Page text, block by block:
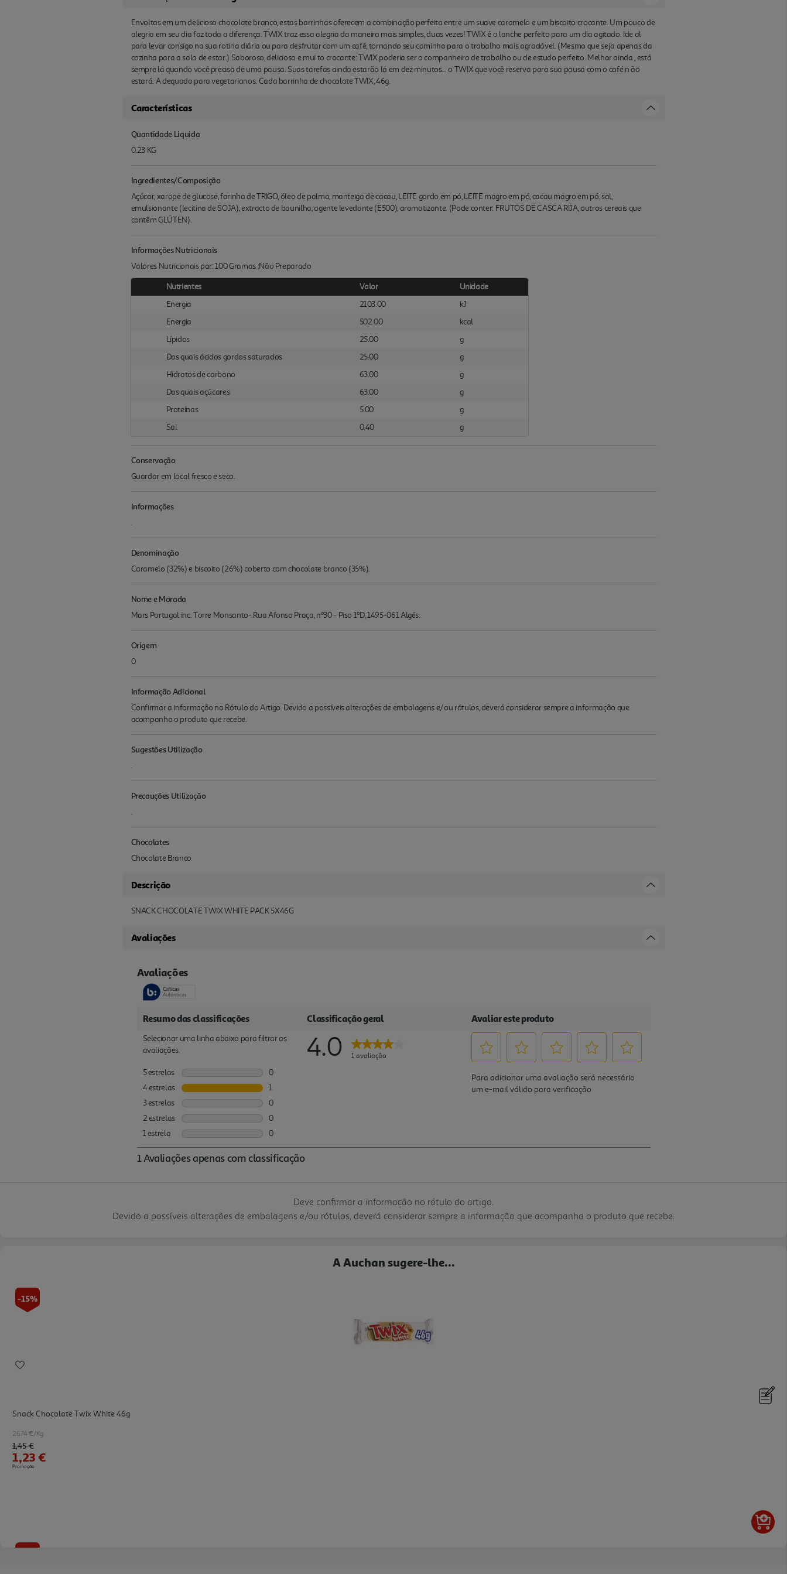
Envoltas em um delicioso chocolate branco, estas barrinhas oferecem a combinação perfeita entre um suave caramelo e um biscoito crocante. Um pouco de
alegria em seu dia faz toda a diferença. TWIX traz essa alegria da maneira mais simples, duas vezes! TWIX é o lanche perfeito para um dia agitado. Ide al
para levar consigo na sua rotina diária ou para desfrutar com um café, tornando seu caminho para o trabalho mais agradável. (Mesmo que seja apenas da
cozinha para a sala de estar.) Saboroso, delicioso e mui to crocante: TWIX poderia ser o companheiro de trabalho ou de estudo perfeito. Melhor ainda , está
sempre lá quando você precisa de uma pausa. Suas tarefas ainda estarão lá em dez minutos... o TWIX que você reserva para sua pausa com o café n ão
estará. A dequado para vegetarianos. Cada barrinha de chocolate TWIX, 46g.
Características
Quantidade Liquida
0.23 KG
Ingredientes/Composição
Açúcar, xarope de glucose, farinha de TRIGO, óleo de palma, manteiga de cacau, LEITE gordo em pó, LEITE magro em pó, cacau magro em pó, sal,
emulsionante (lecitina de SOJA), extracto de baunilha, agente levedante (E500), aromatizante. (Pode conter: FRUTOS DE CASCA RIJA, outros cereais que
contêm GLÚTEN).
Informações Nutricionais
Valores Nutricionais por: 100 Gramas :Não Preparado
Nutrientes Valor
Unidade
Energia
2103.00
kJ
Energia
502.00
kcal
Lípidos
25.00
g
Dos quais ácidos gordos saturados
25.00
g
Hidratos de carbono
63.00
g
Dos quais açúcares
63.00
g
Proteínas
5.00
g
Sal
0.40 g
Conservação
Guardar em local fresco e seco.
Informações
.
Denominação
Caramelo (32%) e biscoito (26%) coberto com chocolate branco (35%).
Nome e Morada
Mars Portugal inc. Torre Monsanto- Rua Afonso Praça, nº30 - Piso 1ºD, 1495-061 Algés.
Origem
0
Informação Adicional
Confirmar a informação no Rótulo do Artigo. Devido a possíveis alterações de embalagens e/ou rótulos, deverá considerar sempre a informação que
acompanha o produto que recebe.
Sugestões Utilização
.
Precauções Utilização
.
Chocolates
Chocolate Branco
Descrição
SNACK CHOCOLATE TWIX WHITE PACK 5X46G
Avaliações
Deve confirmar a informação no rótulo do artigo.
Devido a possíveis alterações de embalagens e/ou rótulos, deverá considerar sempre a informação que acompanha o produto que recebe.
A Auchan sugere-lhe...
-15%
Snack Chocolate Twix White 46g
26.74 €/Kg
Price reduced from
1,45 €to
1,23 €
Promoção